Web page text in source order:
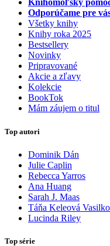
Knihomoľský
Odporúčame pre
Všetky knihy
Knihy roka 2025
Bestsellery
Novinky
Pripravované
Akcie a zľavy
Kolekcie
BookTok
Mám záujem o titul
Top autori
Dominik Dán
Julie Caplin
Rebecca Yarros
Ana Huang
Sarah J. Maas
Táňa Keleová
Lucinda Riley
Top série